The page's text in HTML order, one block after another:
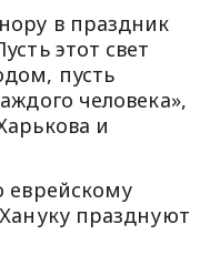
в праздник
этот свет
пусть
человека»,
и
еврейскому
празднуют